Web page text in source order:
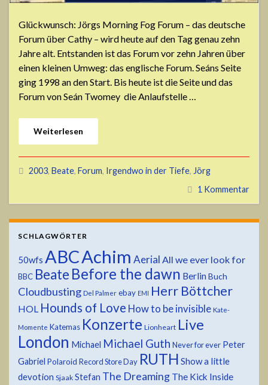
Glückwunsch: Jörgs Morning Fog Forum – das deutsche
Forum über Cathy – wird heute auf den Tag genau zehn
Jahre alt. Entstanden ist das Forum vor zehn Jahren über
einen kleinen Umweg: das englische Forum. Seáns Seite
ging 1998 an den Start. Bis heute ist die Seite und das
Forum von Seán Twomey die Anlaufstelle …
Weiterlesen
2003, Beate, Forum, Irgendwo in der Tiefe, Jörg
1 Kommentar
SCHLAGWÖRTER
50wfs ABCAchim Aerial All we ever look for
BBC Beate Before the dawn Berlin Buch
Cloudbusting Del Palmer ebay EMI Herr Böttcher
HOL Hounds of Love How to be invisible Kate-
Momente Katemas Konzerte Lionheart Live
London Michael Michael Guth Never for ever Peter
Gabriel Polaroid Record Store Day RUTH Show a little
devotion Sjaak Stefan The Dreaming The Kick Inside